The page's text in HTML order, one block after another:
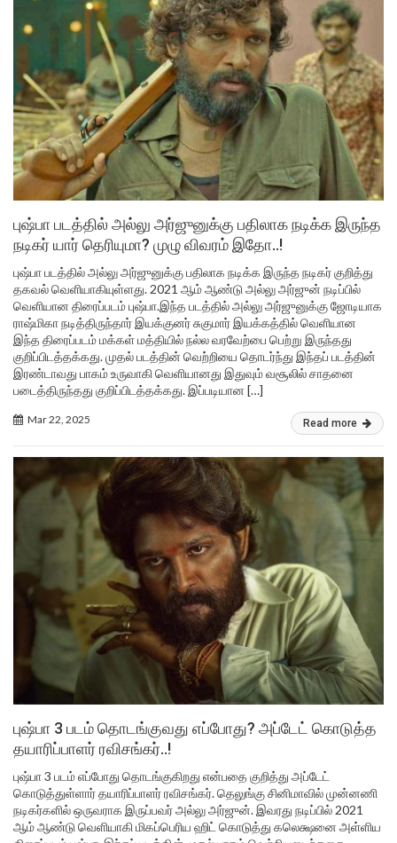
புஷ்பா படத்தில் அல்லு அர்ஜுனுக்கு பதிலாக நடிக்க இருந்த
நடிகர் யார் தெரியுமா? முழு விவரம் இதோ..!
புஷ்பா படத்தில் அல்லு அர்ஜுனுக்கு பதிலாக நடிக்க இருந்த நடிகர் குறித்து
தகவல் வெளியாகியுள்ளது. 2021 ஆம் ஆண்டு அல்லு அர்ஜுன் நடிப்பில்
வெளியான திரைப்படம் புஷ்பா.இந்த படத்தில் அல்லு அர்ஜுனுக்கு ஜோடியாக
ராஷ்மிகா நடித்திருந்தார் இயக்குனர் சுகுமார் இயக்கத்தில் வெளியான
இந்த திரைப்படம் மக்கள் மத்தியில் நல்ல வரவேற்பை பெற்று இருந்தது
குறிப்பிடத்தக்கது. முதல் படத்தின் வெற்றியை தொடர்ந்து இந்தப் படத்தின்
இரண்டாவது பாகம் உருவாகி வெளியானது இதுவும் வசூலில் சாதனை
படைத்திருந்தது குறிப்பிடத்தக்கது. இப்படியான […]
Mar 22, 2025 Read more
புஷ்பா 3 படம் தொடங்குவது எப்போது? அப்டேட் கொடுத்த
தயாரிப்பாளர் ரவிசங்கர்..!
புஷ்பா 3 படம் எப்போது தொடங்குகிறது என்பதை குறித்து அப்டேட்
கொடுத்துள்ளார் தயாரிப்பாளர் ரவிசங்கர். தெலுங்கு சினிமாவில் முன்னணி
நடிகர்களில் ஒருவராக இருப்பவர் அல்லு அர்ஜுன். இவரது நடிப்பில் 2021
ஆம் ஆண்டு வெளியாகி மிகப்பெரிய ஹிட் கொடுத்து கலெக்ஷனை அள்ளிய